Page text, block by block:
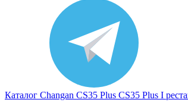
Каталог Changan CS35 Plus CS35 Plus I